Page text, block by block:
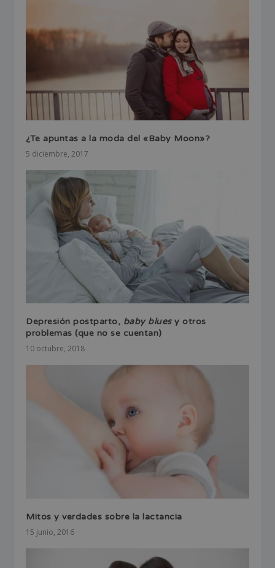
¿Te apuntas a la moda del «Baby Moon»?
5 diciembre, 2017
Depresión postparto, baby bluesy otros
problemas (que no se cuentan)
10 octubre, 2018
Mitos y verdades sobre la lactancia
15 junio, 2016